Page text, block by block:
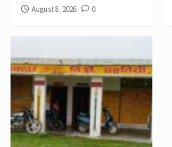
August 8, 2026 0